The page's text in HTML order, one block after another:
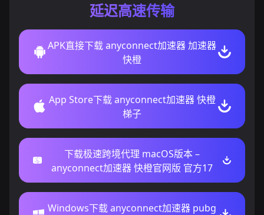
延迟高速传输
APK直接下载 anyconnect加速器 加速器
快橙
App Store下载 anyconnect加速器 快橙
梯子
下载极速跨境代理 macOS版本 –
anyconnect加速器 快橙官网版 官方17
Windows下载 anyconnect加速器 pubg